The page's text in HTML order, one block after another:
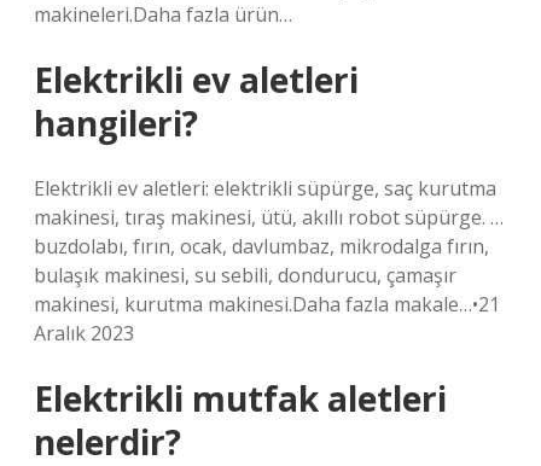
makineleri.Daha fazla ürün…
Elektrikli ev aletleri
hangileri?
Elektrikli ev aletleri: elektrikli süpürge, saç kurutma
makinesi, tıraş makinesi, ütü, akıllı robot süpürge. …
buzdolabı, fırın, ocak, davlumbaz, mikrodalga fırın,
bulaşık makinesi, su sebili, dondurucu, çamaşır
makinesi, kurutma makinesi.Daha fazla makale…•21
Aralık 2023
Elektrikli mutfak aletleri
nelerdir?